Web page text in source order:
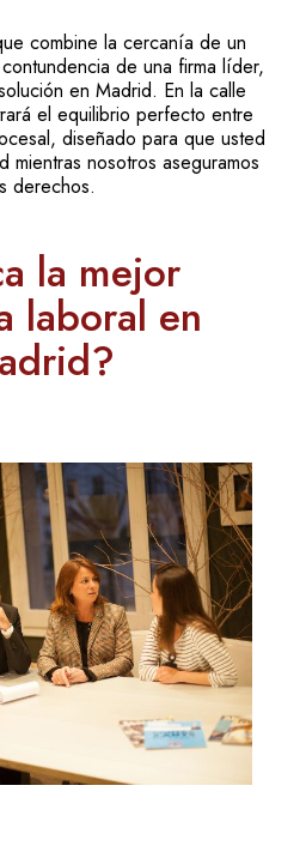
combine la cercanía de un
de una firma líder,
en Madrid. En la calle
el equilibrio perfecto entre
diseñado para que usted
mientras nosotros aseguramos
derechos.
la mejor
laboral en